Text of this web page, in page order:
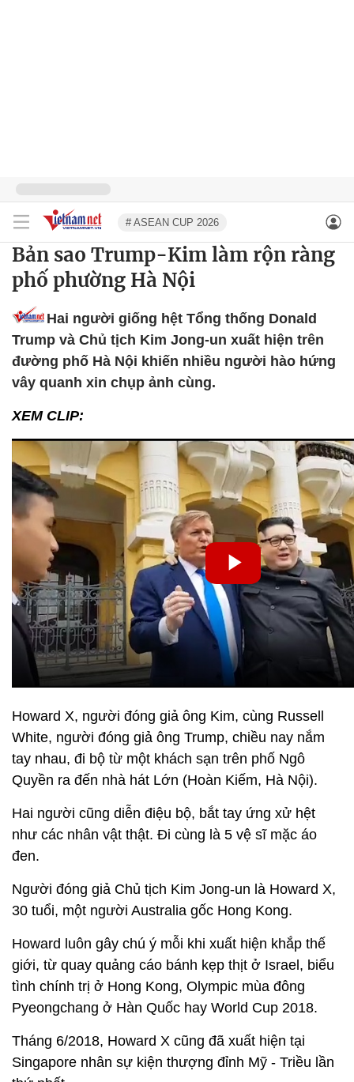
# ASEAN CUP 2026
Bản sao Trump-Kim làm rộn ràng
phố phường Hà Nội
Hai người giống hệt Tổng thống Donald
Trump và Chủ tịch Kim Jong-un xuất hiện trên
đường phố Hà Nội khiến nhiều người hào hứng
vây quanh xin chụp ảnh cùng.
XEM CLIP:
Howard X, người đóng giả ông Kim, cùng Russell
White, người đóng giả ông Trump, chiều nay nắm
tay nhau, đi bộ từ một khách sạn trên phố Ngô
Quyền ra đến nhà hát Lớn (Hoàn Kiếm, Hà Nội).
Hai người cũng diễn điệu bộ, bắt tay ứng xử hệt
như các nhân vật thật. Đi cùng là 5 vệ sĩ mặc áo
đen.
Người đóng giả Chủ tịch Kim Jong-un là Howard X,
30 tuổi, một người Australia gốc Hong Kong.
Howard luôn gây chú ý mỗi khi xuất hiện khắp thế
giới, từ quay quảng cáo bánh kẹp thịt ở Israel, biểu
tình chính trị ở Hong Kong, Olympic mùa đông
Pyeongchang ở Hàn Quốc hay World Cup 2018.
Tháng 6/2018, Howard X cũng đã xuất hiện tại
Singapore nhân sự kiện thượng đỉnh Mỹ - Triều lần